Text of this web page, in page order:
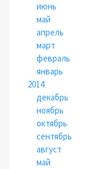
июнь
май
апрель
март
февраль
январь
2014
декабрь
ноябрь
октябрь
сентябрь
август
май